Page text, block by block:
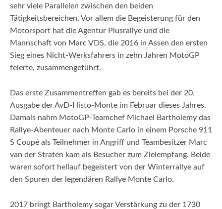
sehr viele Parallelen zwischen den beiden
Tätigkeitsbereichen. Vor allem die Begeisterung für den
Motorsport hat die Agentur Plusrallye und die
Mannschaft von Marc VDS, die 2016 in Assen den ersten
Sieg eines Nicht-Werksfahrers in zehn Jahren MotoGP
feierte, zusammengeführt.
Das erste Zusammentreffen gab es bereits bei der 20.
Ausgabe der AvD-Histo-Monte im Februar dieses Jahres.
Damals nahm MotoGP-Teamchef Michael Bartholemy das
Rallye-Abenteuer nach Monte Carlo in einem Porsche 911
S Coupé als Teilnehmer in Angriff und Teambesitzer Marc
van der Straten kam als Besucher zum Zielempfang. Beide
waren sofort hellauf begeistert von der Winterrallye auf
den Spuren der legendären Rallye Monte Carlo.
2017 bringt Bartholemy sogar Verstärkung zu der 1730